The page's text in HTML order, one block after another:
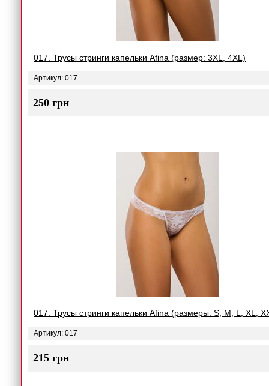
017. Трусы стринги капельки Afina (размер: 3XL, 4XL)
Артикул: 017
250 грн
017. Трусы стринги капельки Afina (размеры: S, M, L, XL,
Артикул: 017
215 грн